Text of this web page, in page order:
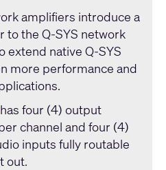
amplifiers introduce a
to the Q-SYS network
extend native Q-SYS
more performance and
four (4) output
channel and four (4)
inputs fully routable
out.